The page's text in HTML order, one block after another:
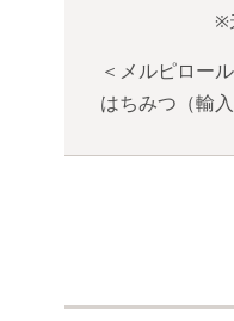
※
＜メルピロー
はちみつ（輸